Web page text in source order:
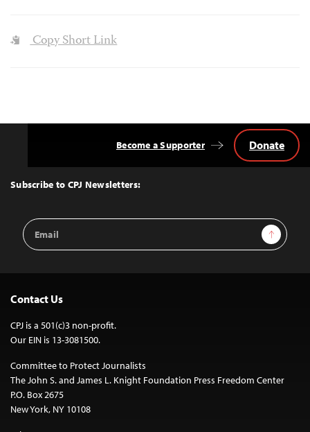
Copy Short Link
Top
Subscribe to CPJ Newsletters:
Email
Address
Sign Up
Become a Supporter Donate
Contact Us
CPJ is a 501(c)3 non-profit.
Our EIN is 13-3081500.
Committee to Protect Journalists
The John S. and James L. Knight Foundation Press Freedom Center
P.O. Box 2675
New York, NY 10108